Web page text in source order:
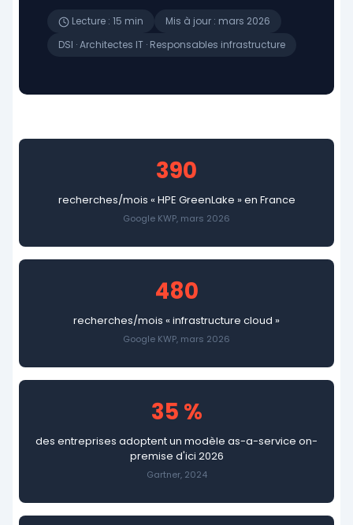
Lecture : 15 min
Mis à jour : mars 2026
DSI · Architectes IT · Responsables infrastructure
390
recherches/mois « HPE GreenLake » en France
Google KWP, mars 2026
480
recherches/mois « infrastructure cloud »
Google KWP, mars 2026
35 %
des entreprises adoptent un modèle as-a-service on-
premise d'ici 2026
Gartner, 2024